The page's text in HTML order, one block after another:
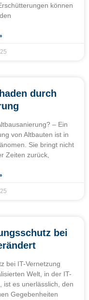
können
durch
– Ein
von Altbauten ist in
Sie bringt nicht
Zeiten zurück,
bei
bei IT-Vernetzung
Welt, in der IT-
ist es unerlässlich, den
Gegebenheiten